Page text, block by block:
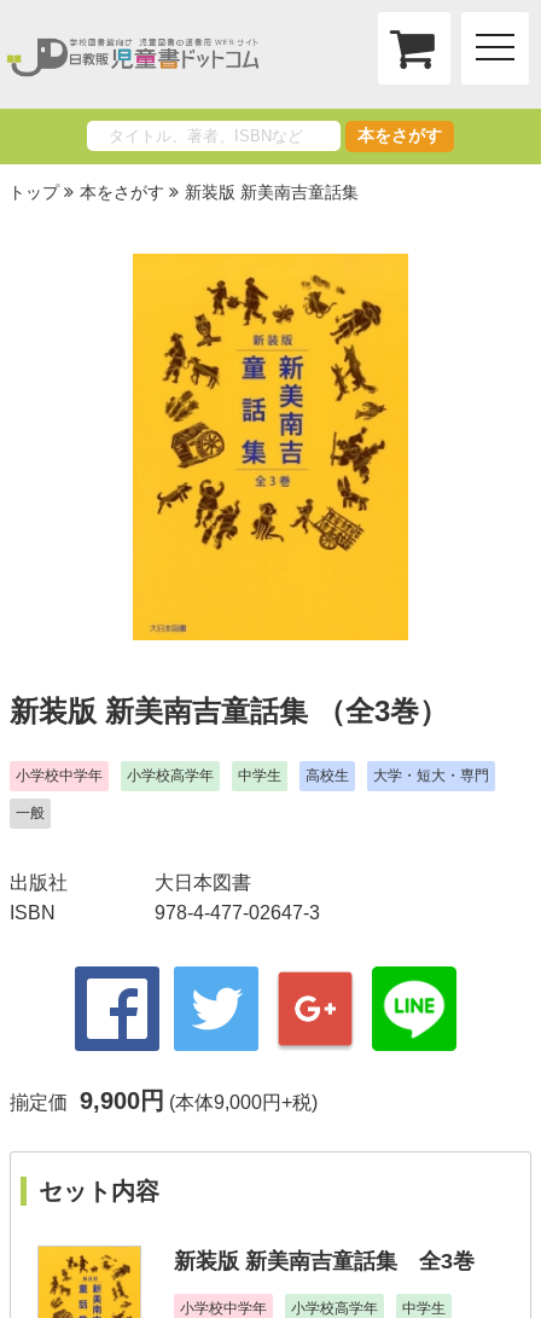
toggle
本をさがす
トップ 本をさがす 新装版 新美南吉童話集
新装版 新美南吉童話集 （全3巻）
小学校中学年 小学校高学年 中学生 高校生 大学・短大・専門
一般
出版社
大日本図書
ISBN
978-4-477-02647-3
揃定価 9,900円 (本体9,000円+税)
セット内容
新装版 新美南吉童話集 全3巻
小学校中学年 小学校高学年 中学生